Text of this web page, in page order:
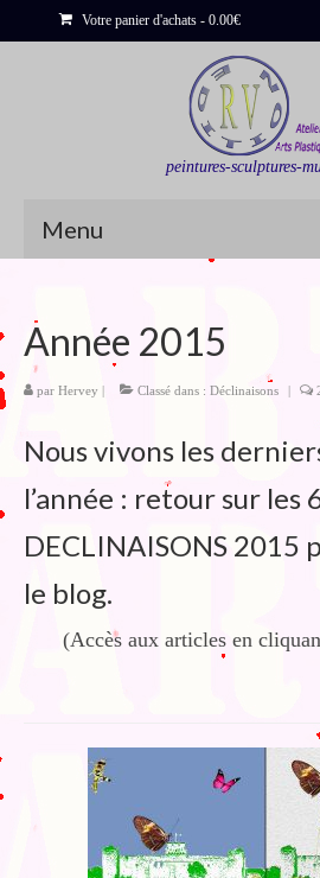
Votre panier d'achats - 0.00€
peintures-sculptures-
Menu
Sculptures
Bois flottés
Peinture : Cartes et Itinéraires
Déclinaisons
Blog
Bibliographie
Edition de Cartes postales.
Année 2015
par Hervey | Classé dans : Déclinaisons |
Nous vivons les
l’année : retour sur les
DECLINAISONS 2015
le blog.
(Accès aux articles en